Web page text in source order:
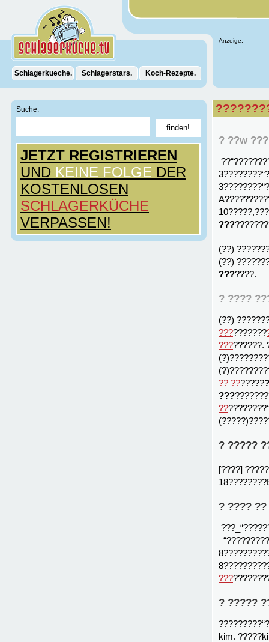
Anzeige:
Schlagerkueche. Schlagerstars. Koch-Rezepte.
Suche:
JETZT REGISTRIEREN
UND KEINE FOLGE DER
KOSTENLOSEN
SCHLAGERKÜCHE
VERPASSEN!
? ??w
???
(??)
(??)
???????.
? ????
(??)
??????????
?????????.
?? ???????
???
??
? ?????
[????]
? ???? ??
???
? ?????
kim.